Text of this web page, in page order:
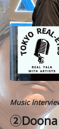
Music
②Doona